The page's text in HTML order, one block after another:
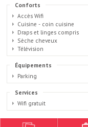
Conforts
Accès Wifi
Cuisine - coin cuisine
Draps et linges compris
Sèche cheveux
Télévision
Équipements
Parking
Services
Wifi gratuit